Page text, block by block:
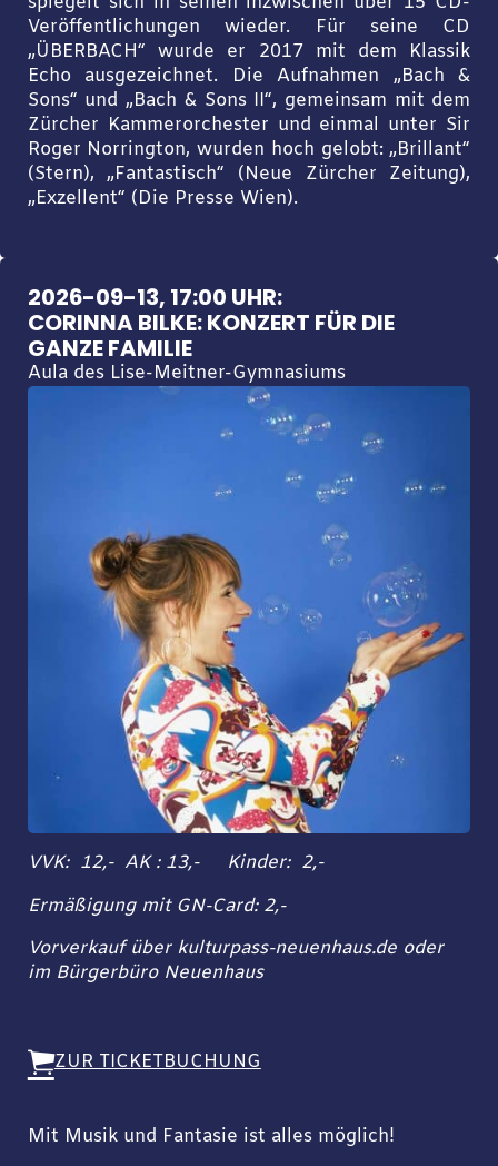
Veröffentlichungen wieder. Für seine CD
„ÜBERBACH“ wurde er 2017 mit dem Klassik
Echo ausgezeichnet. Die Aufnahmen „Bach &
Sons“ und „Bach & Sons II“, gemeinsam mit dem
Zürcher Kammerorchester und einmal unter Sir
Roger Norrington, wurden hoch gelobt: „Brillant“
(Stern), „Fantastisch“ (Neue Zürcher Zeitung),
„Exzellent“ (Die Presse Wien).
2026-09-13, 17:00 UHR:
CORINNA BILKE: KONZERT FÜR DIE
GANZE FAMILIE
Aula des Lise-Meitner-Gymnasiums
VVK: 12,- AK : 13,- Kinder: 2,-
Ermäßigung mit GN-Card: 2,-
Vorverkauf über kulturpass-neuenhaus.de oder
im Bürgerbüro Neuenhaus
ZUR TICKETBUCHUNG
Mit Musik und Fantasie ist alles möglich!